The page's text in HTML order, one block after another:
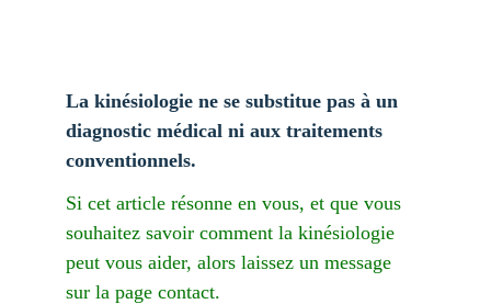
Si cet article résonne en vous, et que vous
souhaitez savoir comment la kinésiologie
peut vous aider, alors laissez un message
sur la page contact.
La kinésiologie ne se substitue pas à un
diagnostic médical ni aux traitements
conventionnels.